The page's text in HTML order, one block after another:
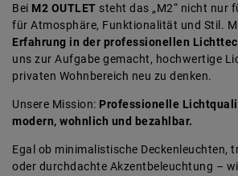
Bei M2 OUTLET steht das „M2“ nicht nur
für Atmosphäre, Funktionalität und Stil.
Erfahrung in der professionellen
uns zur Aufgabe gemacht, hochwertige
privaten Wohnbereich neu zu denken.
Unsere Mission: Professionelle
modern, wohnlich und bezahlbar.
Egal ob minimalistische Deckenleuchten,
oder durchdachte Akzentbeleuchtung –